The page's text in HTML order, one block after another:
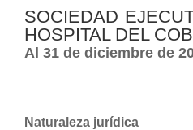
SOCIEDAD
HOSPITAL DEL
Al 31 de diciembre de
Naturaleza jurídica